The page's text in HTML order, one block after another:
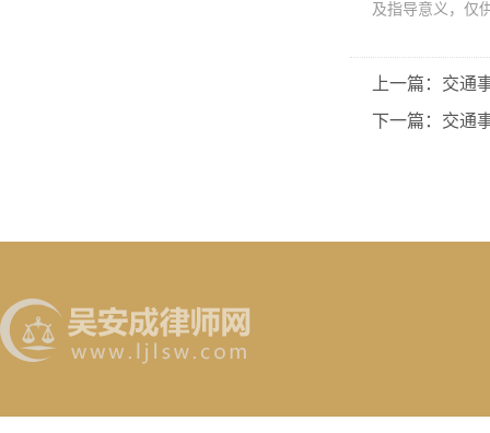
及指导意义，仅
上一篇：交通
下一篇：交通